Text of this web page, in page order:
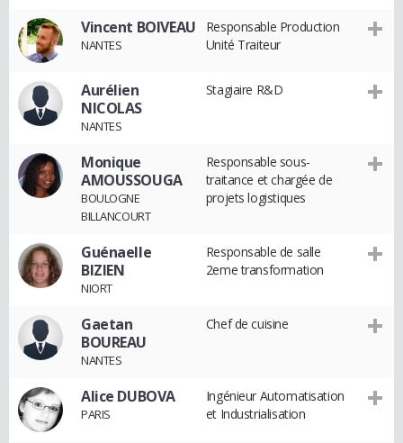
Vincent BOIVEAU
NANTES
Responsable Production
Unité Traiteur
Aurélien
NICOLAS
NANTES
Stagiaire R&D
Monique
AMOUSSOUGA
BOULOGNE
BILLANCOURT
Responsable sous-
traitance et chargée de
projets logistiques
Guénaelle
BIZIEN
NIORT
Responsable de salle
2eme transformation
Gaetan
BOUREAU
NANTES
Chef de cuisine
Alice DUBOVA
PARIS
Ingénieur Automatisation
et Industrialisation